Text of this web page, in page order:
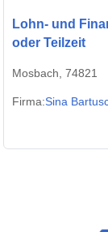
Lohn- und
oder Teilzeit
Mosbach, 74821
Firma:Sina